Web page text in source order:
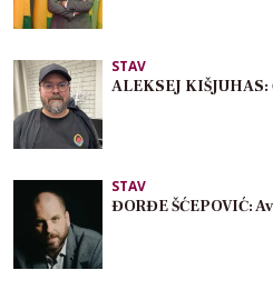
STAV
ALEKSEJ
STAV
ĐORĐE ŠĆEPOVIĆ: